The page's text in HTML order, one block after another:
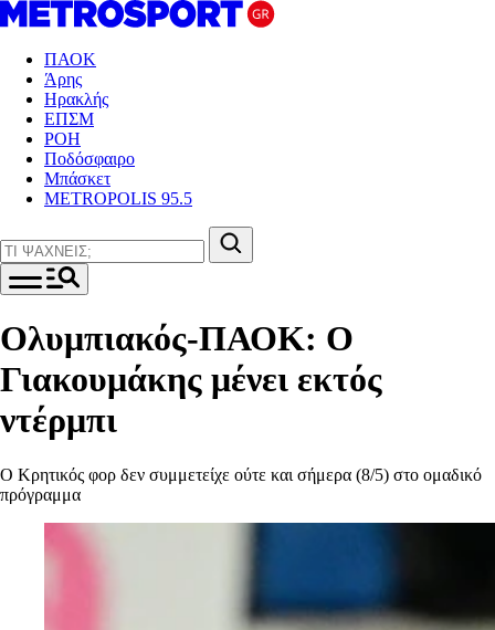
ΠΑΟΚ
Άρης
Ηρακλής
ΕΠΣΜ
ΡΟΗ
Ποδόσφαιρο
Μπάσκετ
METROPOLIS 95.5
Ολυμπιακός-ΠΑΟΚ: Ο
Γιακουμάκης μένει εκτός
ντέρμπι
Ο Κρητικός φορ δεν συμμετείχε ούτε και σήμερα (8/5) στο ομαδικό
πρόγραμμα